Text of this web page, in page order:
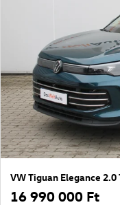
VW Tiguan Elegance 2.0
16 990 000 Ft